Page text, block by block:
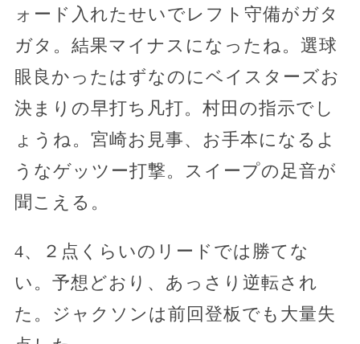
ォード入れたせいでレフト守備がガタ
ガタ。結果マイナスになったね。選球
眼良かったはずなのにベイスターズお
決まりの早打ち凡打。村田の指示でし
ょうね。宮崎お見事、お手本になるよ
うなゲッツー打撃。スイープの足音が
聞こえる。
4、２点くらいのリードでは勝てな
い。予想どおり、あっさり逆転され
た。ジャクソンは前回登板でも大量失